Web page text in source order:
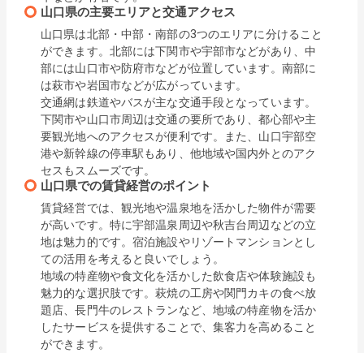
山口県の主要エリアと交通アクセス
山口県は北部・中部・南部の3つのエリアに分けること
ができます。北部には下関市や宇部市などがあり、中
部には山口市や防府市などが位置しています。南部に
は萩市や岩国市などが広がっています。
交通網は鉄道やバスが主な交通手段となっています。
下関市や山口市周辺は交通の要所であり、都心部や主
要観光地へのアクセスが便利です。また、山口宇部空
港や新幹線の停車駅もあり、他地域や国内外とのアク
セスもスムーズです。
山口県での賃貸経営のポイント
賃貸経営では、観光地や温泉地を活かした物件が需要
が高いです。特に宇部温泉周辺や秋吉台周辺などの立
地は魅力的です。宿泊施設やリゾートマンションとし
ての活用を考えると良いでしょう。
地域の特産物や食文化を活かした飲食店や体験施設も
魅力的な選択肢です。萩焼の工房や関門カキの食べ放
題店、長門牛のレストランなど、地域の特産物を活か
したサービスを提供することで、集客力を高めること
ができます。